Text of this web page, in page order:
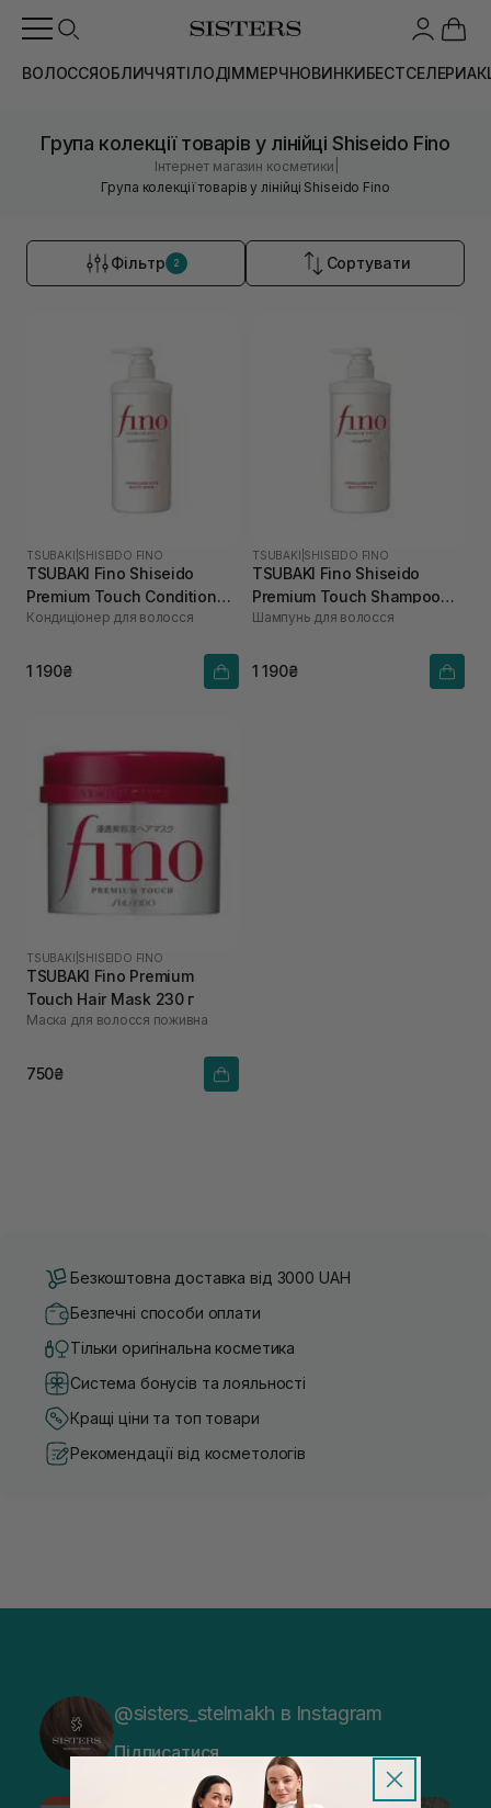
ВОЛОССЯОБЛИЧЧЯТІЛОДІММЕРЧНОВИНКИБЕСТСЕЛЕРИ
Група колекції товарів у лінійці Shiseido Fino
Інтернет магазин косметики
Група колекції товарів у лінійці Shiseido Fino
Фільтр 2 Сортувати
TSUBAKI SHISEIDO FINO
TSUBAKI Fino Shiseido
Premium Touch Conditioner
550 мл
Кондиціонер для волосся
1 190₴
TSUBAKI SHISEIDO FINO
TSUBAKI Fino Shiseido
Premium Touch Shampoo
550 мл
Шампунь для волосcя
1 190₴
TSUBAKI SHISEIDO FINO
TSUBAKI Fino Premium
Touch Hair Mask 230 г
Маска для волосся поживна
750₴
Безкоштовна доставка від 3000 UAH
Безпечні способи оплати
Тільки оригінальна косметика
Система бонусів та лояльності
Кращі ціни та топ товари
Рекомендації від косметологів
@sisters_stelmakh в Instagram
Підписатися